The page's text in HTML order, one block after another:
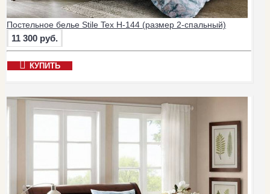
Постельное белье Stile Tex H-144 (размер 2-спальный)
11 300 руб.
КУПИТЬ